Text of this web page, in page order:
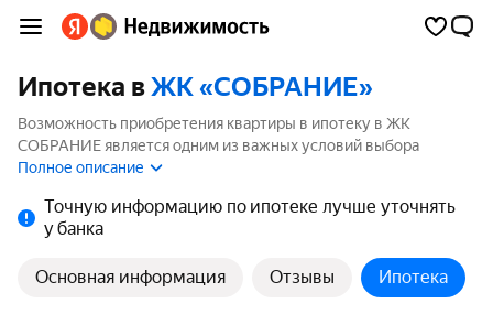
Ипотека вЖК «СОБРАНИЕ»
Возможность приобретения квартиры в ипотеку в ЖК
СОБРАНИЕ является одним из важных условий выбора
квартиры. На странице мы собрали программы кредитования
Полное описание
Точную информацию по ипотеке лучше уточнять
у банка
Основная информация Отзывы Ипотека